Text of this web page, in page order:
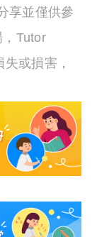
享並僅供參
Tutor
或損害，